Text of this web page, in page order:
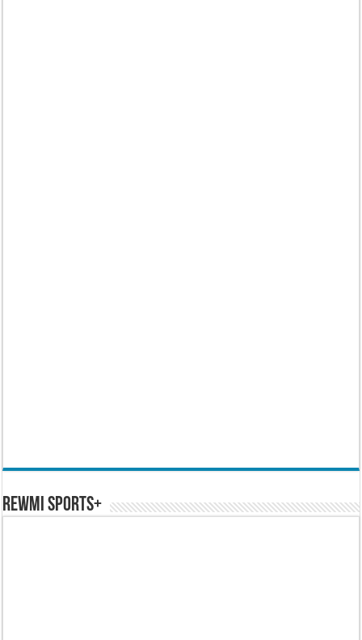
REWMI SPORTS+